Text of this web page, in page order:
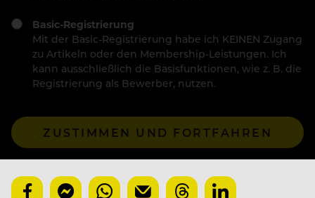
Basic-Registrierung
Mit der Basic-Registrierung habe ich KEINEN Zugang
zu Artikeln oder den Membership-Leistungen. Ich
kann ausschließlich die Basisfunktionen, wie z. B. die
Registrierung als Bewerber, nutzen.
ZUSTIMMEN UND FORTFAHREN